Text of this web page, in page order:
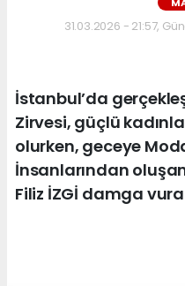
31.03.2026 - 21:57,
İstanbul’da
Zirvesi, güçlü
olurken, geceye
İnsanlarından
Filiz İZGİ damga